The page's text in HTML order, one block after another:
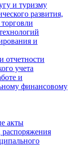
и туризму
развития,
и
отчетности
учета
и
финансовому
акты